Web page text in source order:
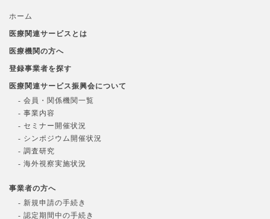
ホーム
医療関連サービスとは
医療機関の方へ
登録事業者を探す
医療関連サービス振興会について
- 会員・関係機関一覧
- 事業内容
- セミナー開催状況
- シンポジウム開催状況
- 調査研究
- 海外視察実施状況
事業者の方へ
- 新規申請の手続き
- 認定期間中の手続き